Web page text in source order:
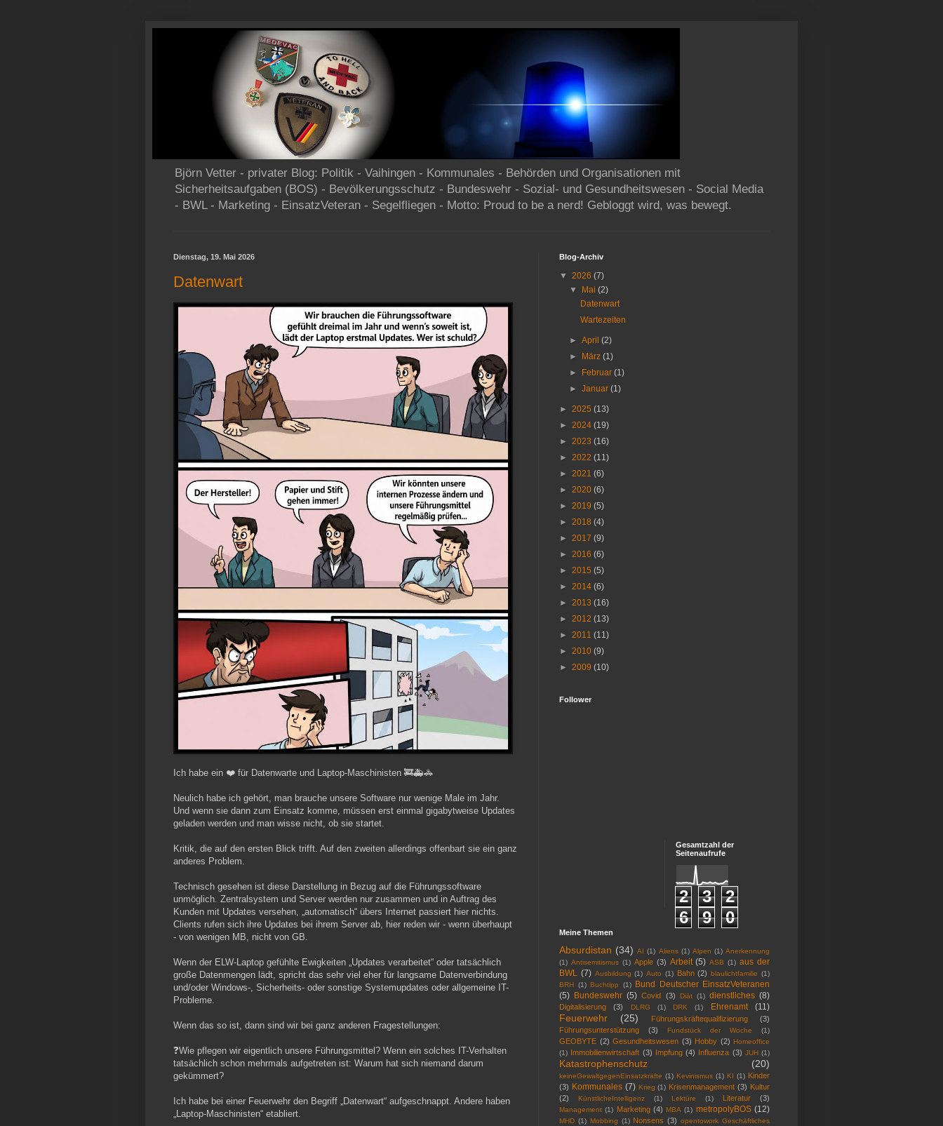
Björn Vetter - privater Blog: Politik - Vaihingen - Kommunales - Behörden und Organisationen mit
Sicherheitsaufgaben (BOS) - Bevölkerungsschutz - Bundeswehr - Sozial- und Gesundheitswesen - Social Media
- BWL - Marketing - EinsatzVeteran - Segelfliegen - Motto: Proud to be a nerd! Gebloggt wird, was bewegt.
Dienstag, 19. Mai 2026
Datenwart
Ich habe ein ❤️ für Datenwarte und Laptop-Maschinisten 🚒🚑🚓
Neulich habe ich gehört, man brauche unsere Software nur wenige Male im Jahr.
Und wenn sie dann zum Einsatz komme, müssen erst einmal gigabytweise Updates
geladen werden und man wisse nicht, ob sie startet.
Kritik, die auf den ersten Blick trifft. Auf den zweiten allerdings offenbart sie ein ganz
anderes Problem.
Technisch gesehen ist diese Darstellung in Bezug auf die Führungssoftware
unmöglich. Zentralsystem und Server werden nur zusammen und in Auftrag des
Kunden mit Updates versehen, „automatisch“ übers Internet passiert hier nichts.
Clients rufen sich ihre Updates bei ihrem Server ab, hier reden wir - wenn überhaupt
- von wenigen MB, nicht von GB.
Wenn der ELW-Laptop gefühlte Ewigkeiten „Updates verarbeitet“ oder tatsächlich
große Datenmengen lädt, spricht das sehr viel eher für langsame Datenverbindung
und/oder Windows-, Sicherheits- oder sonstige Systemupdates oder allgemeine IT-
Probleme.
Wenn das so ist, dann sind wir bei ganz anderen Fragestellungen:
❓Wie pflegen wir eigentlich unsere Führungsmittel? Wenn ein solches IT-Verhalten
tatsächlich schon mehrmals aufgetreten ist: Warum hat sich niemand darum
gekümmert?
Ich habe bei einer Feuerwehr den Begriff „Datenwart“ aufgeschnappt. Andere haben
„Laptop-Maschinisten“ etabliert.
Blog-Archiv
▼ 2026 (7)
▼
Mai(2)
Datenwart
Wartezeiten
►April(2)
►
März(1)
►
Februar(1)
►Januar(1)
► 2025 (13)
► 2024 (19)
► 2023 (16)
► 2022 (11)
► 2021 (6)
► 2020 (6)
► 2019 (5)
► 2018 (4)
► 2017 (9)
► 2016 (6)
► 2015 (5)
► 2014 (6)
► 2013 (16)
► 2012 (13)
► 2011 (11)
► 2010 (9)
► 2009 (10)
Follower
Gesamtzahl der
Seitenaufrufe
2 3
2
6
9 0
Meine Themen
Absurdistan (34) AI (1) Aliens (1) Alpen (1) Anerkennung
(1) Antisemitismus (1) Apple (3) Arbeit (5) ASB (1) aus der
BWL (7) Ausbildung (1) Auto (1) Bahn (2) blaulichtfamilie (1)
BRH
(1) Buchtipp (1)
Bund Deutscher EinsatzVeteranen
(5) Bundeswehr (5) Covid (3) Diät (1) dienstliches (8)
Digitalisierung (3) DLRG (1) DRK (1) Ehrenamt (11)
Feuerwehr (25) Führungskräftequalifizierung
(3)
Führungsunterstützung
(3) Fundstück der Woche (1)
GEOBYTE (2) Gesundheitswesen (3) Hobby (2) Homeoffice
(1)
Immobilienwirtschaft (3) Impfung (4) Influenza (3) JUH (1)
Katastrophenschutz (20)
keineGewaltgegenEinsatzkräfte (1) Kevinismus (1) KI (1) Kinder
(3) Kommunales (7) Krieg (1) Krisenmanagement (3) Kultur
(2)
KünstlicheIntelligenz (1) Lektüre (1) Literatur (3)
Management (1) Marketing (4) MBA (1) metropolyBOS (12)
MHD (1) Mobbing (1) Nonsens (3) opentowork Geschäftliches